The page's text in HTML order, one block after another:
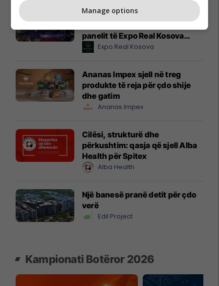
Investimet e diasporës në
patundshmëri, në fokus të
panelit të Expo Real Kosova
2026Expo Real Kosova
Ananas Impex sjell në treg
produkte të reja për çdo shije
dhe gatim
Ananas Impex
Cilësi, strukturë dhe
përkushtim: qasja që sjell Alba
Health për Spitex
Alba Health
Një banesë pranë detit për çdo
verë
Edil Project
Kampionati Botëror 2026
Manage options